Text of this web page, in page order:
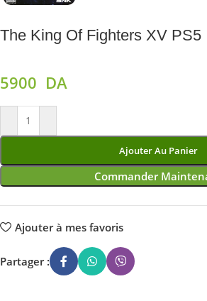
The King Of Fighters XV PS5
5900 DA
Ajouter Au Panier
Commander
Ajouter à mes favoris
Partager :